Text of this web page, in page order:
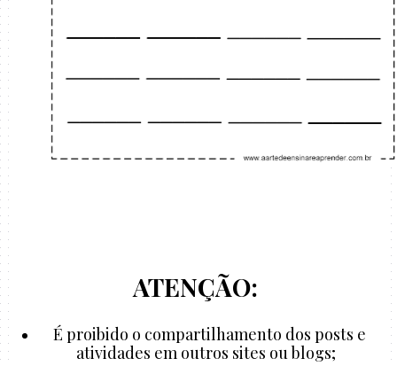
ATENÇÃO:
É proibido o compartilhamento dos posts e
atividades em outros sites ou blogs;